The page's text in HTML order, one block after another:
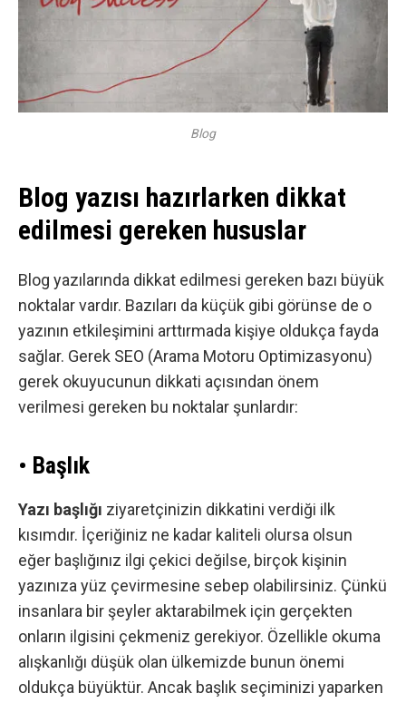
Blog
Blog yazısı hazırlarken dikkat
edilmesi gereken hususlar
Blog yazılarında dikkat edilmesi gereken bazı büyük
noktalar vardır. Bazıları da küçük gibi görünse de o
yazının etkileşimini arttırmada kişiye oldukça fayda
sağlar. Gerek SEO (Arama Motoru Optimizasyonu)
gerek okuyucunun dikkati açısından önem
verilmesi gereken bu noktalar şunlardır:
• Başlık
Yazı başlığı ziyaretçinizin dikkatini verdiği ilk
kısımdır. İçeriğiniz ne kadar kaliteli olursa olsun
eğer başlığınız ilgi çekici değilse, birçok kişinin
yazınıza yüz çevirmesine sebep olabilirsiniz. Çünkü
insanlara bir şeyler aktarabilmek için gerçekten
onların ilgisini çekmeniz gerekiyor. Özellikle okuma
alışkanlığı düşük olan ülkemizde bunun önemi
oldukça büyüktür. Ancak başlık seçiminizi yaparken